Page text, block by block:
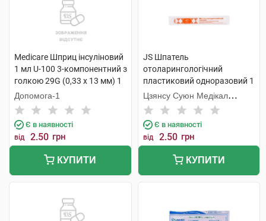
Medicare Шприц інсуліновий
1 мл U-100 3-компонентний з
голкою 29G (0,33 х 13 мм) 1
шт
Допомога-1
Є в наявності
від 2.50 грн
КУПИТИ
JS Шпатель
отоларингологічний
пластиковий одноразовий 1
шт
Цзянсу Суюн Медікал
Метіріалс
Є в наявності
від 2.50 грн
КУПИТИ